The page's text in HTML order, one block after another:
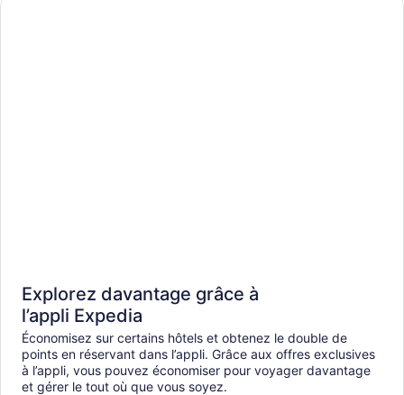
Explorez davantage grâce à
l’appli Expedia
Économisez sur certains hôtels et obtenez le double de
points en réservant dans l’appli. Grâce aux offres exclusives
à l’appli, vous pouvez économiser pour voyager davantage
et gérer le tout où que vous soyez.